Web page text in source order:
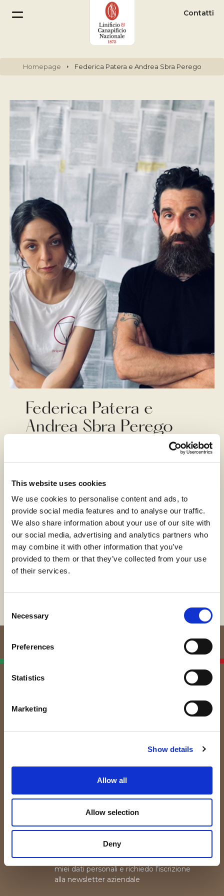
This website uses cookies
We use cookies to personalise content and ads, to
provide social media features and to analyse our traffic.
We also share information about your use of our site with
our social media, advertising and analytics partners who
may combine it with other information that you’ve
provided to them or that they’ve collected from your use
of their services.
Selection
Necessary
Preferences
Statistics
Marketing
Show details
Allow all
Allow selection
Deny
Contatti
Homepage Federica Patera e Andrea Sbra Perego
Federica Patera e
Andrea Sbra Perego
bergamasca che dal 2017 cura RAR, un progetto
di una narrazione concettualmente connessa e
perpetua. In questo percorso, l’esperienza
letteraria di Patera e quella artistica di Perego si
uniscono, creando un ponte che consente di
coniugare discipline diverse in opere comuni.
Dopo aver esposto in diverse gallerie italiane, nel
2023 il duo è sbarcato a New York, iniziando la
collaborazione con la Ivy Brown Gallery.
informativa
fornisco il consenso al trattamento dei
miei dati personali e richiedo l’iscrizione
alla newsletter aziendale